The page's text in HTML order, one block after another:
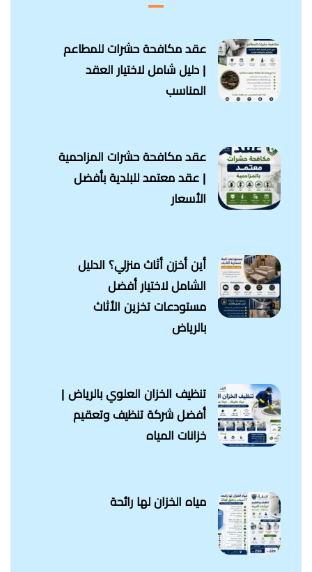
عقد مكافحة حشرات للمطاعم
| دليل شامل لاختيار العقد
المناسب
عقد مكافحة حشرات المزاحمية
| عقد معتمد للبلدية بأفضل
الأسعار
أين أخزن أثاث منزلي؟ الدليل
الشامل لاختيار أفضل
مستودعات تخزين الأثاث
بالرياض
تنظيف الخزان العلوي بالرياض |
أفضل شركة تنظيف وتعقيم
خزانات المياه
مياه الخزان لها رائحة